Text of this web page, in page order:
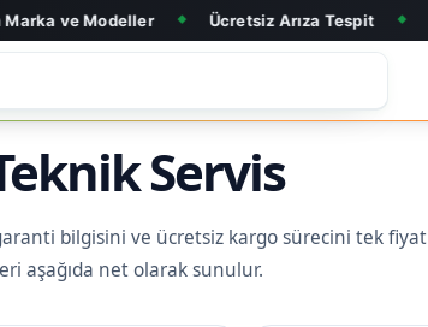
◆ Ücretsiz Arıza Tespit ◆ 6 Ay Garanti
Servis
bilgisini ve ücretsiz kargo sürecini tek fiyat
aşağıda net olarak sunulur.